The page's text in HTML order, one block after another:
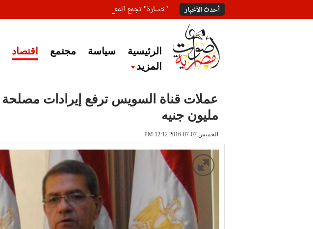
أحدث الأخبار "خسارة" تجمع المعلقين على خبر إغلاق أصوات مصرية
الرئيسية سياسة مجتمع اقتصاد
المزيد
مليون جنيه
الخميس 07-07-2016 PM 12:12